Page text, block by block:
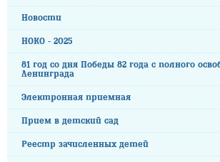
Новости
НОКО - 2025
81 год со дня Победы 82 года с полного
Ленинграда
Электронная приемная
Прием в детский сад
Реестр зачисленных детей